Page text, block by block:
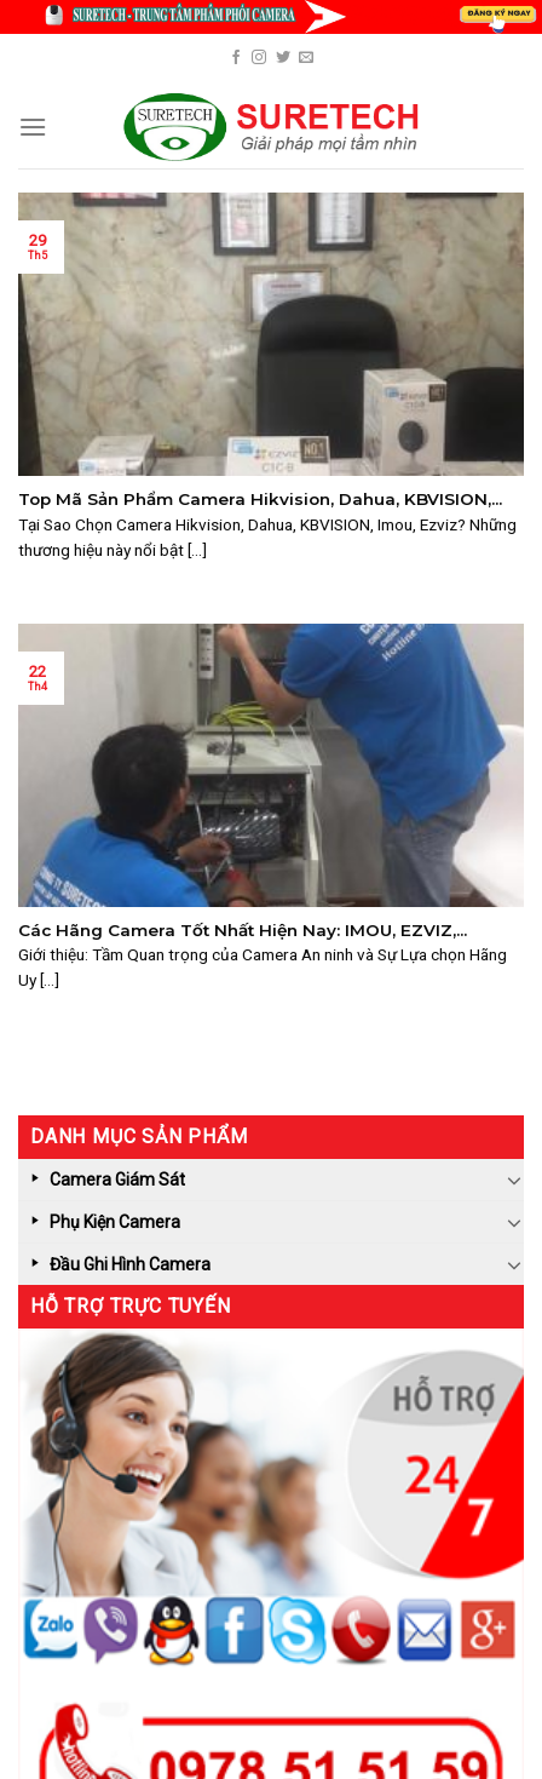
Top Mã Sản Phẩm Camera Hikvision, Dahua, KBVISION,
Imou, Ezviz 2025
Tại Sao Chọn Camera Hikvision, Dahua, KBVISION, Imou, Ezviz? Những
thương hiệu này nổi bật [...]
29
Th5
Các Hãng Camera Tốt Nhất Hiện Nay: IMOU, EZVIZ,
Hikvision, Dahua, KBVision, TP-Link
Giới thiệu: Tầm Quan trọng của Camera An ninh và Sự Lựa chọn Hãng
Uy [...]
22
Th4
DANH MỤC SẢN PHẨM
Camera Giám Sát
Phụ Kiện Camera
Đầu Ghi Hình Camera
HỖ TRỢ TRỰC TUYẾN